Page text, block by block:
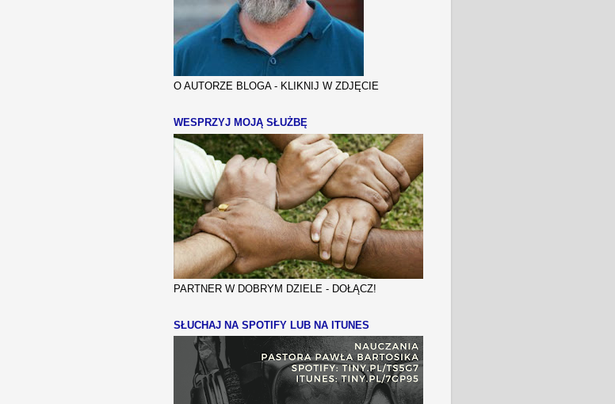
O AUTORZE BLOGA - KLIKNIJ W ZDJĘCIE
WESPRZYJ MOJĄ SŁUŻBĘ
PARTNER W DOBRYM DZIELE - DOŁĄCZ!
SŁUCHAJ NA SPOTIFY LUB NA ITUNES